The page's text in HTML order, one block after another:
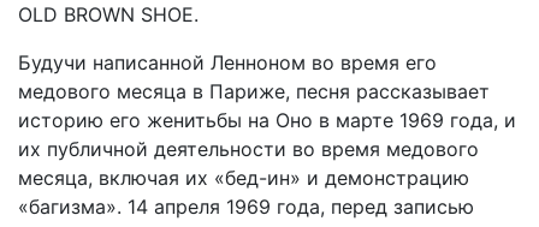
OLD BROWN SHOE.
Будучи написанной Ленноном во время его
медового месяца в Париже, песня рассказывает
историю его женитьбы на Оно в марте 1969 года, и
их публичной деятельности во время медового
месяца, включая их «бед-ин» и демонстрацию
«багизма». 14 апреля 1969 года, перед записью